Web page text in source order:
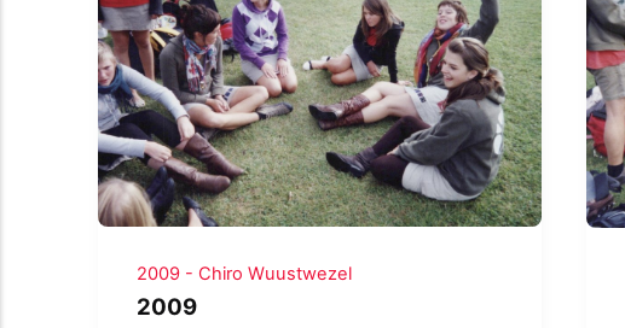
2009 - Chiro Wuustwezel
2009